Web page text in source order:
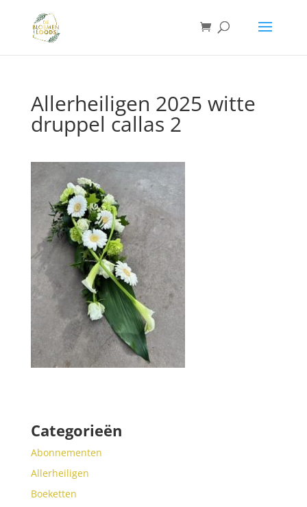
Allerheiligen 2025 witte
druppel callas 2
Categorieën
Abonnementen
Allerheiligen
Boeketten